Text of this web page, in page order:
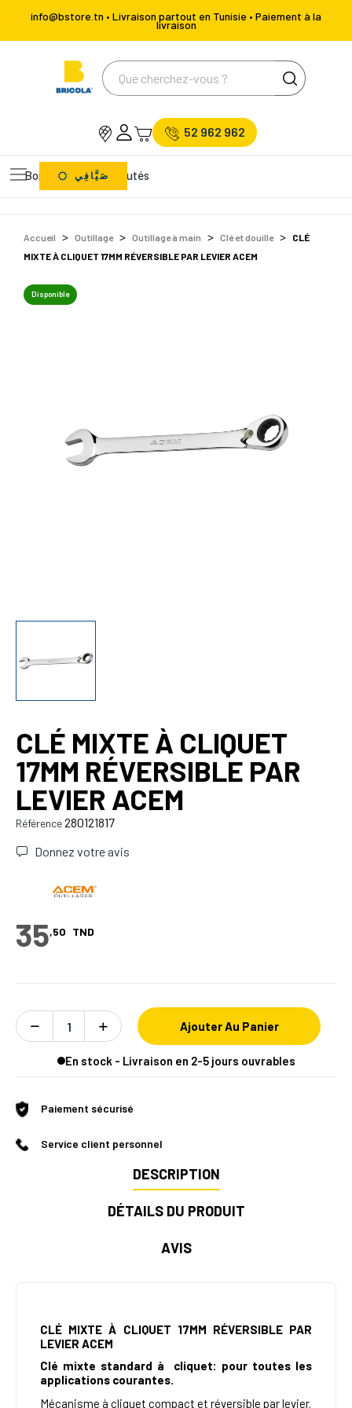
info@bstore.tn • Livraison partout en Tunisie • Paiement à la
livraison
52 962 962
Bons Plans Nouveautés
صَيَّافِي
Accueil Outillage Outillage à main Clé et douille
CLÉ
MIXTE À CLIQUET 17MM RÉVERSIBLE PAR LEVIER ACEM
Disponible
CLÉ MIXTE À CLIQUET
17MM RÉVERSIBLE PAR
LEVIER ACEM
Référence280121817
Donnez votre avis
35,50 TND
Ajouter Au Panier
En stock - Livraison en 2-5 jours ouvrables
Paiement sécurisé
Service client personnel
DESCRIPTION
DÉTAILS DU PRODUIT
AVIS
CLÉ MIXTE À CLIQUET 17MM RÉVERSIBLE PAR
LEVIER ACEM
Clé mixte standard à cliquet: pour toutes les
applications courantes.
Mécanisme à cliquet compact et réversible par levier.